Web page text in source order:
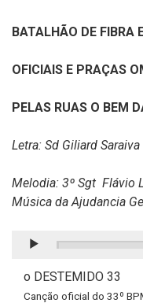
BATALHÃO DE FIBRA
OFICIAIS E PRAÇAS
PELAS RUAS O BEM
Letra: Sd Giliard
Melodia: 3º Sgt Flávio
Música da Ajudancia
o DESTEMIDO 33
Canção oficial do 33º